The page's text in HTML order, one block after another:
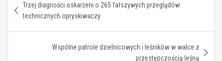
wpisu
Trzej diagności oskarżeni o 265 fałszywych przeglądów
technicznych opryskiwaczy
Wspólne patrole dzielnicowych i leśników w walce z
przestępczością leśną